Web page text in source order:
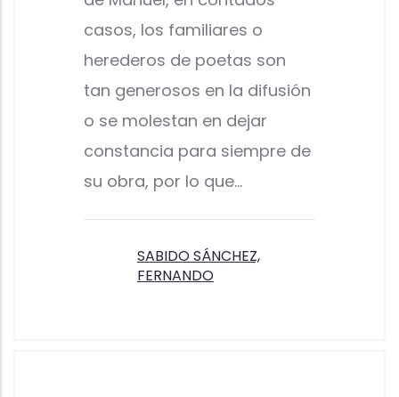
casos, los familiares o
herederos de poetas son
tan generosos en la difusión
o se molestan en dejar
constancia para siempre de
su obra, por lo que…
SABIDO SÁNCHEZ,
FERNANDO